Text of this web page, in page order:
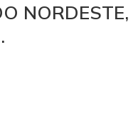
NORDESTE,